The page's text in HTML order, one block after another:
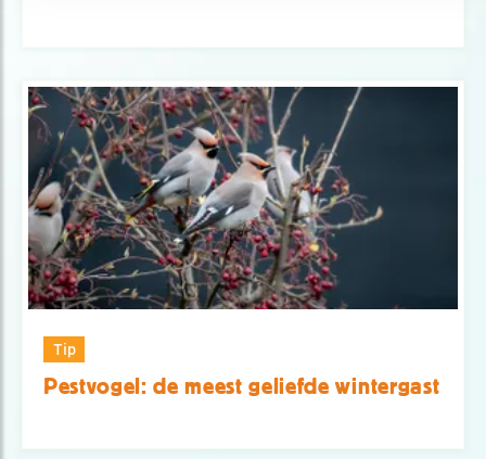
Tip
Pestvogel: de meest geliefde wintergast